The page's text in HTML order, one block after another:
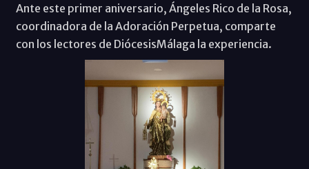
Ante este primer aniversario, Ángeles Rico de la Rosa,
coordinadora de la Adoración Perpetua, comparte
con los lectores de DiócesisMálaga la experiencia.